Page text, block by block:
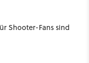
Shooter-Fans sind